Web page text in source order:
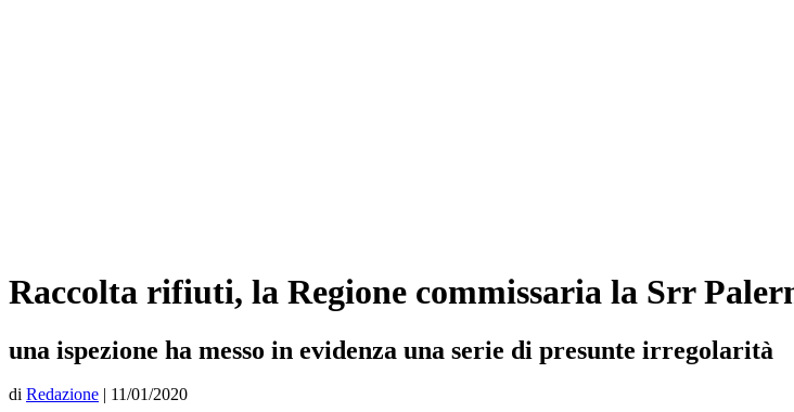
Raccolta rifiuti, la Regione commissaria la Srr
una ispezione ha messo in evidenza una serie di presunte irregolarità
di Redazione | 11/01/2020